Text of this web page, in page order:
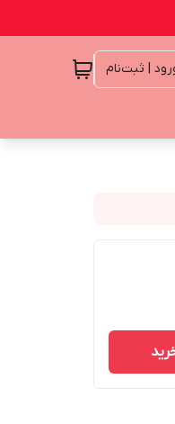
| ثبت‌نام